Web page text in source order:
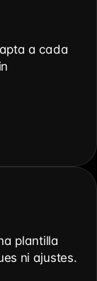
a cada
plantilla
ni ajustes.